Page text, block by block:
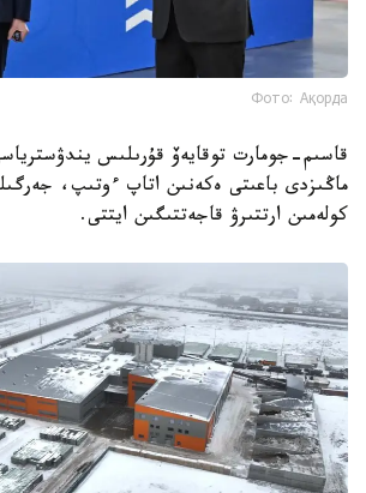
Фото: Ақорда
قاسىم-جومارت توقايەۆ قۇرىلىس
ماڭىزدى باعىتى ەكەنىن اتاپ ءوتىپ،
كولەمىن ارتتىرۋ قاجەتتىگىن ايتتى.